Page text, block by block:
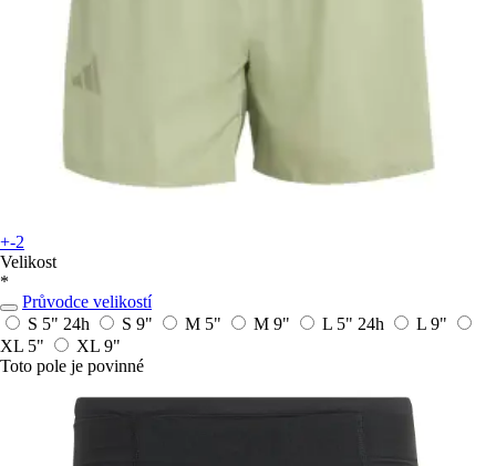
+-2
Velikost
*
Průvodce velikostí
S 5" 24h S 9" M 5" M 9" L 5" 24h
L 9"
XL 5"
XL 9"
Toto pole je povinné